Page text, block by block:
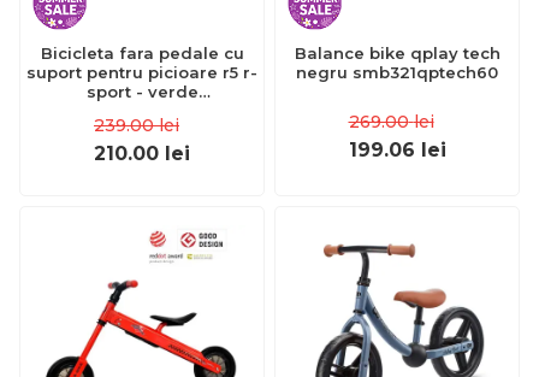
Bicicleta fara pedale cu
suport pentru picioare r5 r-
sport - verde
239.00 lei
210.00 lei
Balance bike qplay tech
negru smb321qptech60
269.00 lei
199.06 lei